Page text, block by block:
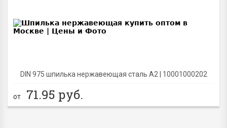
DIN 975 шпилька нержавеющая сталь A2 | 10001000202
от 71.95 руб.